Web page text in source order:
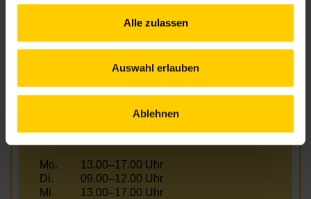
Alle zulassen
Auswahl erlauben
Ablehnen
Mo.
13.00–17.00 Uhr
09.00–12.00 Uhr
Do.
09.00–12.00 Uhr
09.00–12.00 Uhr
nach Vereinbarung möglich!
Telefonische Erreichbarkeit
Mo.
13.00–17.00 Uhr
Di.
09.00–12.00 Uhr
Mi.
13.00–17.00 Uhr